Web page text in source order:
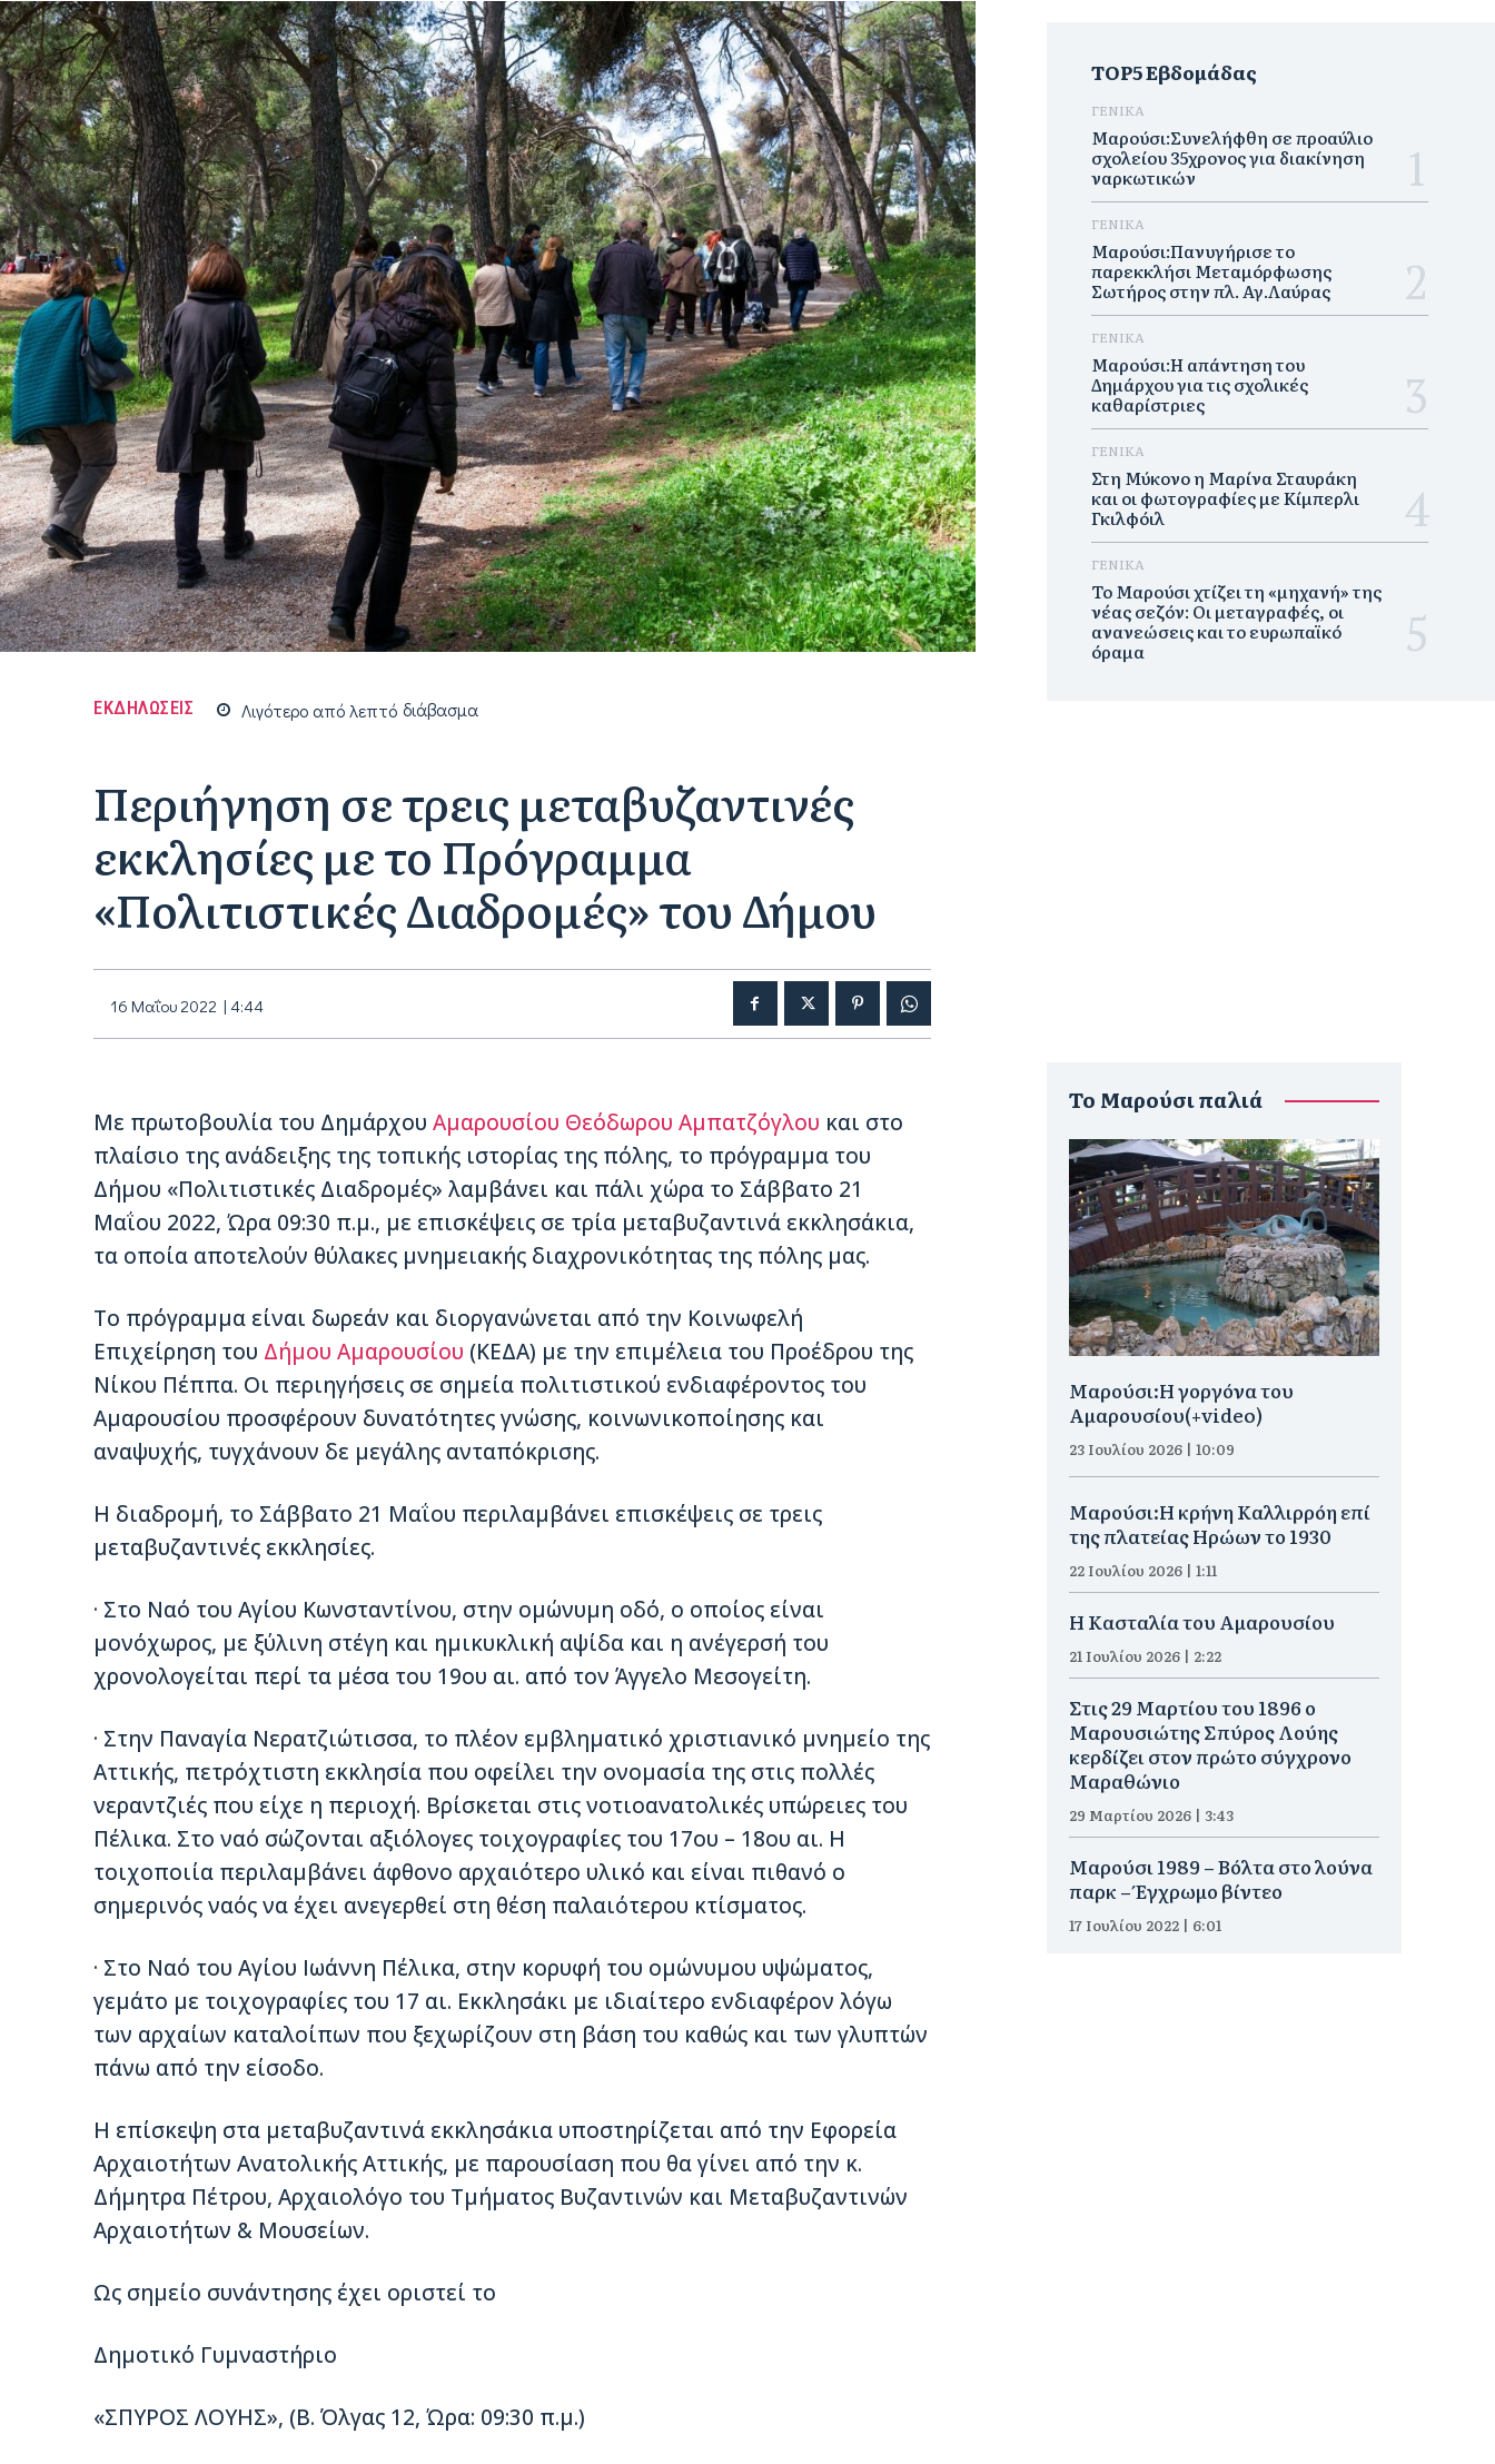
ΕΚΔΗΛΩΣΕΙΣ Λιγότερο απόλεπτό διάβασμα
Περιήγηση σε τρεις μεταβυζαντινές
εκκλησίες με το Πρόγραμμα
«Πολιτιστικές Διαδρομές» του Δήμου
16 Μαΐου 2022 | 4:44
Με πρωτοβουλία του Δημάρχου Αμαρουσίου Θεόδωρου Αμπατζόγλου και στο
πλαίσιο της ανάδειξης της τοπικής ιστορίας της πόλης, το πρόγραμμα του
Δήμου «Πολιτιστικές Διαδρομές» λαμβάνει και πάλι χώρα το Σάββατο 21
Μαΐου 2022, Ώρα 09:30 π.μ., με επισκέψεις σε τρία μεταβυζαντινά εκκλησάκια,
τα οποία αποτελούν θύλακες μνημειακής διαχρονικότητας της πόλης μας.
Το πρόγραμμα είναι δωρεάν και διοργανώνεται από την Κοινωφελή
Επιχείρηση του Δήμου Αμαρουσίου (ΚΕΔΑ) με την επιμέλεια του Προέδρου της
Νίκου Πέππα. Οι περιηγήσεις σε σημεία πολιτιστικού ενδιαφέροντος του
Αμαρουσίου προσφέρουν δυνατότητες γνώσης, κοινωνικοποίησης και
αναψυχής, τυγχάνουν δε μεγάλης ανταπόκρισης.
Η διαδρομή, το Σάββατο 21 Μαΐου περιλαμβάνει επισκέψεις σε τρεις
μεταβυζαντινές εκκλησίες.
· Στο Ναό του Αγίου Κωνσταντίνου, στην ομώνυμη οδό, ο οποίος είναι
μονόχωρος, με ξύλινη στέγη και ημικυκλική αψίδα και η ανέγερσή του
χρονολογείται περί τα μέσα του 19ου αι. από τον Άγγελο Μεσογείτη.
· Στην Παναγία Νερατζιώτισσα, το πλέον εμβληματικό χριστιανικό μνημείο της
Αττικής, πετρόχτιστη εκκλησία που οφείλει την ονομασία της στις πολλές
νεραντζιές που είχε η περιοχή. Βρίσκεται στις νοτιοανατολικές υπώρειες του
Πέλικα. Στο ναό σώζονται αξιόλογες τοιχογραφίες του 17ου – 18ου αι. Η
τοιχοποιία περιλαμβάνει άφθονο αρχαιότερο υλικό και είναι πιθανό ο
σημερινός ναός να έχει ανεγερθεί στη θέση παλαιότερου κτίσματος.
· Στο Ναό του Αγίου Ιωάννη Πέλικα, στην κορυφή του ομώνυμου υψώματος,
γεμάτο με τοιχογραφίες του 17 αι. Εκκλησάκι με ιδιαίτερο ενδιαφέρον λόγω
των αρχαίων καταλοίπων που ξεχωρίζουν στη βάση του καθώς και των γλυπτών
πάνω από την είσοδο.
Η επίσκεψη στα μεταβυζαντινά εκκλησάκια υποστηρίζεται από την Εφορεία
Αρχαιοτήτων Ανατολικής Αττικής, με παρουσίαση που θα γίνει από την κ.
Δήμητρα Πέτρου, Αρχαιολόγο του Τμήματος Βυζαντινών και Μεταβυζαντινών
Αρχαιοτήτων & Μουσείων.
Ως σημείο συνάντησης έχει οριστεί το
Δημοτικό Γυμναστήριο
«ΣΠΥΡΟΣ ΛΟΥΗΣ», (Β. Όλγας 12, Ώρα: 09:30 π.μ.)
TOP5 Εβδομάδας
ΓΕΝΙΚΑ
Μαρούσι:Συνελήφθη σε προαύλιο
σχολείου 35χρονος για διακίνηση
ναρκωτικών
ΓΕΝΙΚΑ
Μαρούσι:Πανυγήρισε το
παρεκκλήσι Μεταμόρφωσης
Σωτήρος στην πλ. Αγ.Λαύρας
ΓΕΝΙΚΑ
Μαρούσι:Η απάντηση του
Δημάρχου για τις σχολικές
καθαρίστριες
ΓΕΝΙΚΑ
Στη Μύκονο η Μαρίνα Σταυράκη
και οι φωτογραφίες με Κίμπερλι
Γκιλφόιλ
ΓΕΝΙΚΑ
Το Μαρούσι χτίζει τη «μηχανή» της
νέας σεζόν: Οι μεταγραφές, οι
ανανεώσεις και το ευρωπαϊκό
όραμα
To Μαρούσι παλιά
Μαρούσι:H γοργόνα του
Αμαρουσίου(+video)
23 Ιουλίου 2026 | 10:09
Μαρούσι:Η κρήνη Καλλιρρόη επί
της πλατείας Ηρώων το 1930
22 Ιουλίου 2026 | 1:11
Η Κασταλία του Αμαρουσίου
21 Ιουλίου 2026 | 2:22
Στις 29 Μαρτίου του 1896 ο
Μαρουσιώτης Σπύρος Λούης
κερδίζει στον πρώτο σύγχρονο
Μαραθώνιο
29 Μαρτίου 2026 | 3:43
Μαρούσι 1989 – Βόλτα στο λούνα
παρκ – Έγχρωμο βίντεο
17 Ιουλίου 2022 | 6:01